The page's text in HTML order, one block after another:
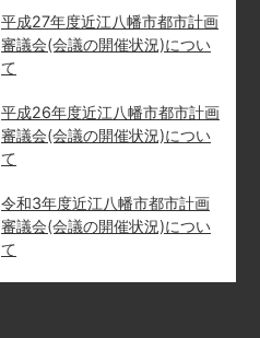
平成27年度近江八幡市都市計画
審議会(会議の開催状況)につい
て
平成26年度近江八幡市都市計画
審議会(会議の開催状況)につい
て
令和3年度近江八幡市都市計画
審議会(会議の開催状況)につい
て